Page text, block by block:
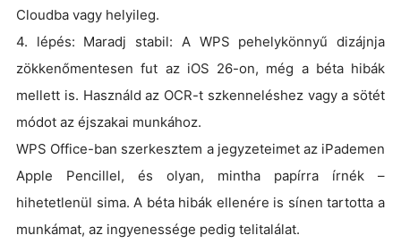
Cloudba vagy helyileg.
4. lépés: Maradj stabil: A WPS pehelykönnyű dizájnja
zökkenőmentesen fut az iOS 26-on, még a béta hibák
mellett is. Használd az OCR-t szkenneléshez vagy a sötét
módot az éjszakai munkához.
WPS Office-ban szerkesztem a jegyzeteimet az iPademen
Apple Pencillel, és olyan, mintha papírra írnék –
hihetetlenül sima. A béta hibák ellenére is sínen tartotta a
munkámat, az ingyenessége pedig telitalálat.